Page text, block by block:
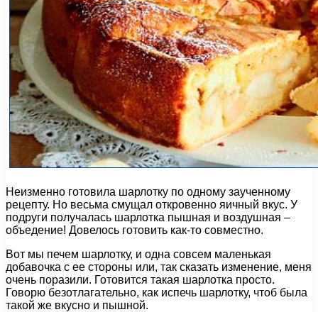
Неизменно готовила шарлотку по одному заученному
рецепту. Но весьма смущал откровенно яичный вкус. У
подруги получалась шарлотка пышная и воздушная –
объедение! Довелось готовить как-то совместно.
Вот мы печем шарлотку, и одна совсем маленькая
добавочка с ее стороны или, так сказать изменение, меня
очень поразили. Готовится такая шарлотка просто.
Говорю безотлагательно, как испечь шарлотку, чтоб была
такой же вкусно и пышной.